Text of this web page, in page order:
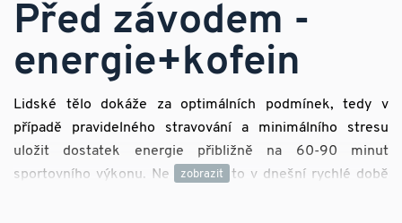
Před závodem -
energie+kofein
Lidské tělo dokáže za optimálních podmínek, tedy v
případě pravidelného stravování a minimálního stresu
uložit dostatek energie přibližně na 60-90 minut
sportovního výkonu. Ne vždy se to v dnešní rychlé době